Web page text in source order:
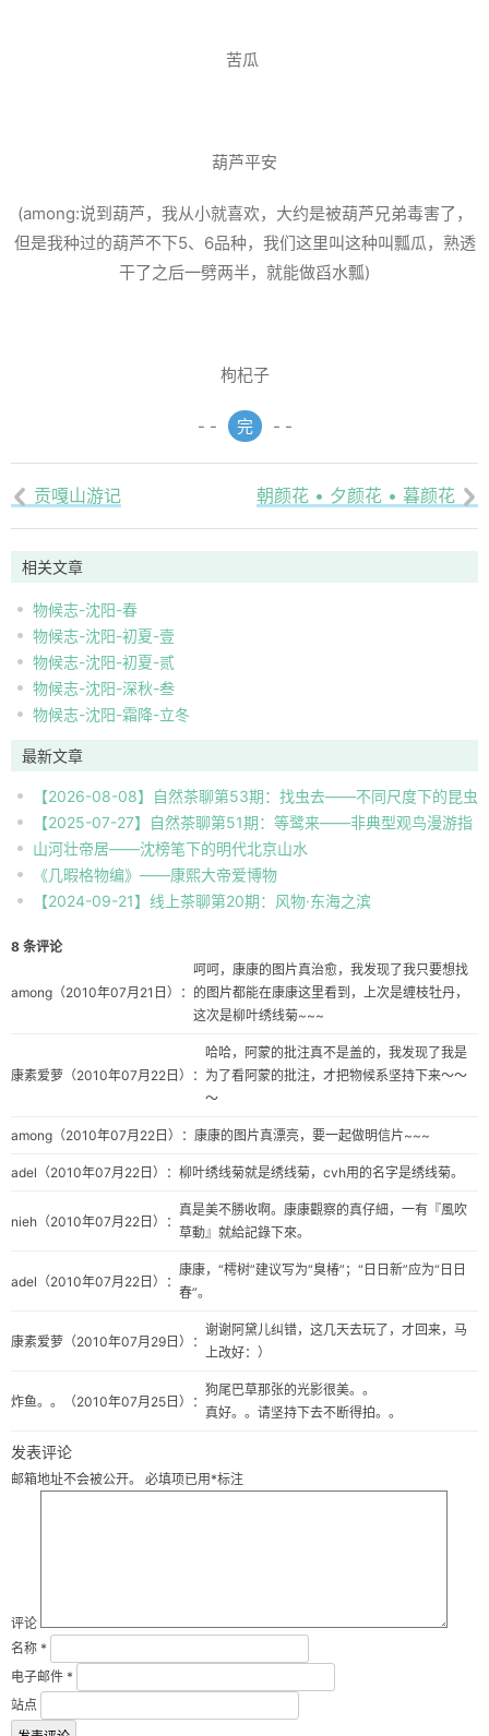
苦瓜
葫芦平安
(among:说到葫芦，我从小就喜欢，大约是被葫芦兄弟毒害了，
但是我种过的葫芦不下5、6品种，我们这里叫这种叫瓢瓜，熟透
干了之后一劈两半，就能做舀水瓢)
枸杞子
- - 完 - -
 贡嘎山游记 朝颜花 • 夕颜花 • 暮颜花 
相关文章
物候志-沈阳-春
物候志-沈阳-初夏-壹
物候志-沈阳-初夏-贰
物候志-沈阳-深秋-叁
物候志-沈阳-霜降-立冬
最新文章
【2026-08-08】自然茶聊第53期：找虫去——不同尺度下的昆虫
自然观察
【2025-07-27】自然茶聊第51期：等鹭来——非典型观鸟漫游指
南
山河壮帝居——沈榜笔下的明代北京山水
《几暇格物编》——康熙大帝爱博物
【2024-09-21】线上茶聊第20期：风物·东海之滨
8 条评论
among （2010年07月21日）：
呵呵，康康的图片真治愈，我发现了我只要想找
的图片都能在康康这里看到，上次是缠枝牡丹，
这次是柳叶绣线菊~~~
康素爱萝 （2010年07月22日）：
哈哈，阿蒙的批注真不是盖的，我发现了我是
为了看阿蒙的批注，才把物候系坚持下来～～
～
among （2010年07月22日）： 康康的图片真漂亮，要一起做明信片~~~
adel （2010年07月22日）： 柳叶绣线菊就是绣线菊，cvh用的名字是绣线菊。
nieh （2010年07月22日）：
真是美不勝收啊。康康觀察的真仔細，一有『風吹
草動』就給記錄下來。
adel （2010年07月22日）：
康康，“樗树”建议写为“臭椿”；“日日新”应为“日日
春”。
康素爱萝 （2010年07月29日）：
谢谢阿黛儿纠错，这几天去玩了，才回来，马
上改好：）
炸鱼。。 （2010年07月25日）：
狗尾巴草那张的光影很美。。
真好。。请坚持下去不断得拍。。
发表评论
邮箱地址不会被公开。 必填项已用*标注
评论
名称 *
电子邮件 *
站点